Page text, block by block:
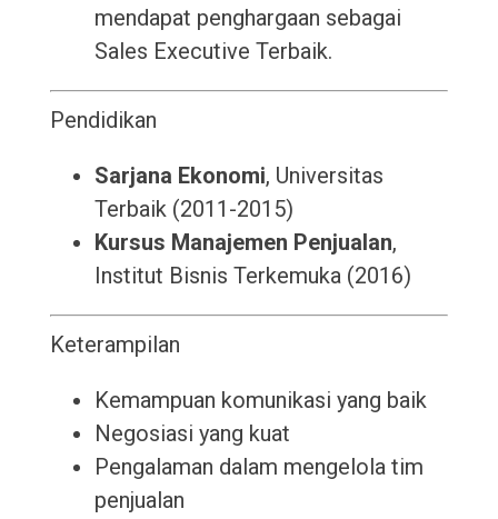
mendapat penghargaan sebagai
Sales Executive Terbaik.
Pendidikan
Sarjana Ekonomi, Universitas
Terbaik (2011-2015)
Kursus Manajemen Penjualan,
Institut Bisnis Terkemuka (2016)
Keterampilan
Kemampuan komunikasi yang baik
Negosiasi yang kuat
Pengalaman dalam mengelola tim
penjualan